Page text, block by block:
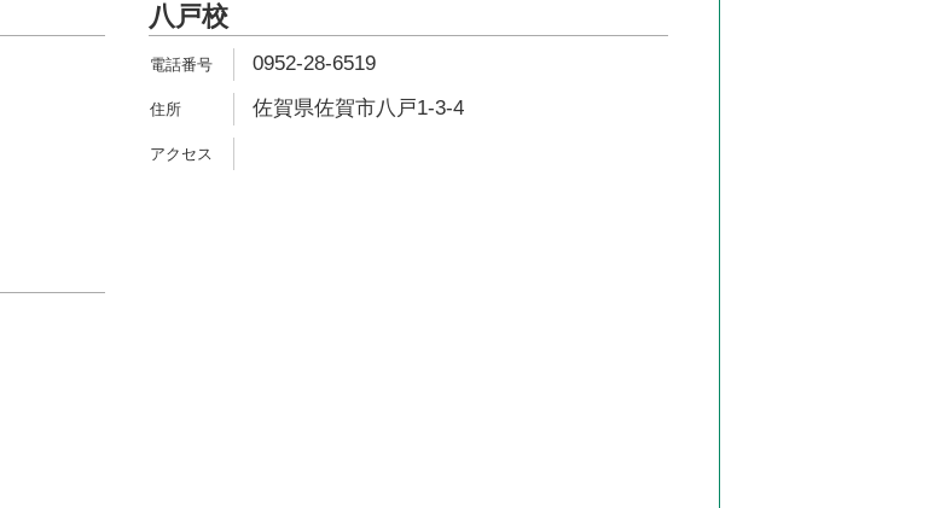
八戸校
0952-28-6519
佐賀県佐賀市八戸1-3-4